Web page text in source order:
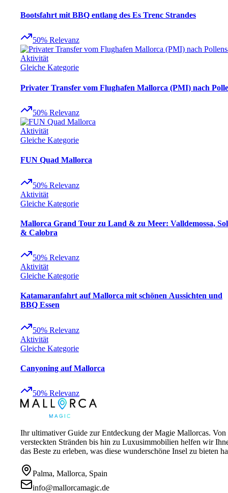
Bootsfahrt mit BBQ entlang des Es Trenc Strandes
50% Relevanz
Aktivität
Gleiche Kategorie
Privater Transfer vom Flughafen Mallorca (PMI) nach
50% Relevanz
Aktivität
Gleiche Kategorie
FUN Quad Mallorca
50% Relevanz
Aktivität
Gleiche Kategorie
Mallorca Grand Tour zu Land & zu Meer: Valldemossa,
& Calobra
50% Relevanz
Aktivität
Gleiche Kategorie
Katamaranfahrt auf Mallorca mit schönen Aussichten und
BBQ Essen
50% Relevanz
Aktivität
Gleiche Kategorie
Canyoning auf Mallorca
50% Relevanz
Ihr ultimativer Guide zur Entdeckung der Magie Mallorcas. Von
versteckten Stränden bis hin zu Luxusimmobilien helfen wir
das Beste zu erleben, was diese wunderschöne Insel zu bieten
Palma, Mallorca, Spain
info@mallorcamagic.de